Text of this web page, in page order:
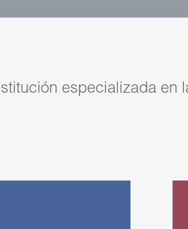
especializada en